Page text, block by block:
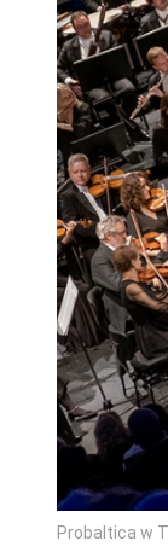
Probaltica w